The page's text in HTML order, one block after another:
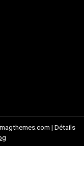
| Détails